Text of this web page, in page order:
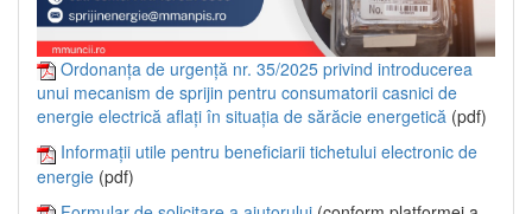
Ordonanța de urgență nr. 35/2025 privind introducerea
unui mecanism de sprijin pentru consumatorii casnici de
energie electrică aflați în situația de sărăcie energetică (pdf)
Informații utile pentru beneficiarii tichetului electronic de
energie (pdf)